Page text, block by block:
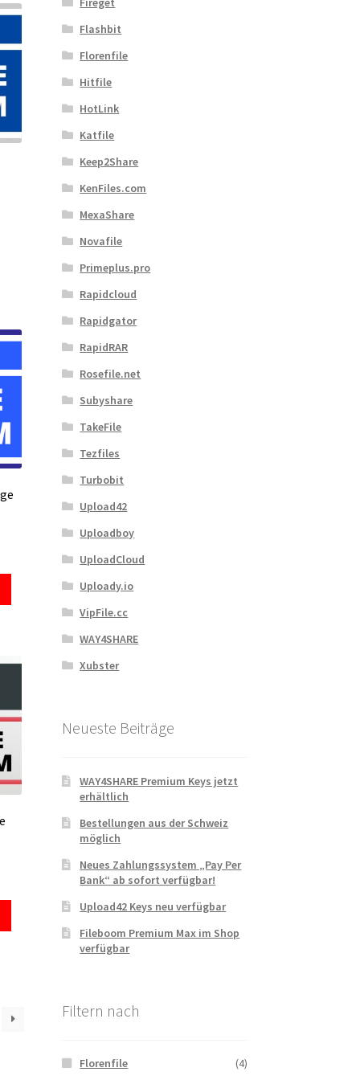
Flashbit
Florenfile
Hitfile
HotLink
Katfile
Keep2Share
KenFiles.com
MexaShare
Novafile
Primeplus.pro
Rapidcloud
Rapidgator
RapidRAR
Rosefile.net
Subyshare
TakeFile
Tezfiles
Turbobit
Upload42
Uploadboy
UploadCloud
Uploady.io
VipFile.cc
WAY4SHARE
Xubster
Neueste Beiträge
WAY4SHARE Premium Keys jetzt
erhältlich
Bestellungen aus der Schweiz
möglich
Neues Zahlungssystem „Pay Per
Bank“ ab sofort verfügbar!
Upload42 Keys neu verfügbar
Fileboom Premium Max im Shop
verfügbar
Filtern nach
Florenfile (4)